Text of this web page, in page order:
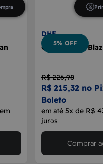
DHF
Cárter Motor
R$ 226,98
R$ 215,32 no
Boleto
em até 5x de R$
juros
5% OFF
Comprar